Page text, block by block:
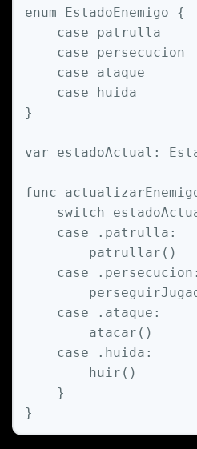
enum EstadoEnemigo {
case patrulla
case persecucion
case ataque
case huida
}
var estadoActual:
func
switch
case .patrulla:
        patrullar()
case .persecucion:
case .ataque:
        atacar()
case .huida:
        huir()
    }